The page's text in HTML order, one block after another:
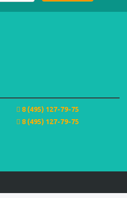
8 (495) 127-79-75
8 (495) 127-79-75